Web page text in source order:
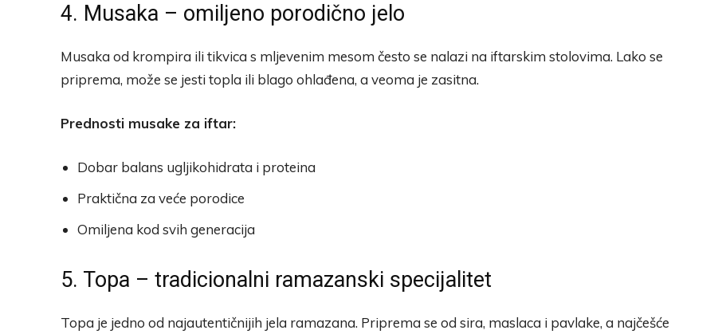
4. Musaka – omiljeno porodično jelo
Musaka od krompira ili tikvica s mljevenim mesom često se nalazi na iftarskim stolovima. Lako se
priprema, može se jesti topla ili blago ohlađena, a veoma je zasitna.
Prednosti musake za iftar:
Dobar balans ugljikohidrata i proteina
Praktična za veće porodice
Omiljena kod svih generacija
5. Topa – tradicionalni ramazanski specijalitet
Topa je jedno od najautentičnijih jela ramazana. Priprema se od sira, maslaca i pavlake, a najčešće